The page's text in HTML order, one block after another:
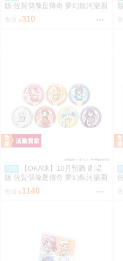
版 佐賀偶像是傳奇 夢幻銀河樂園
｜角色透明收納夾 02/集合款 旗
袍泳裝ver.(新繪插畫)
售價 310
預購
【OKA咪】10月預購 劇場
版 佐賀偶像是傳奇 夢幻銀河樂園
｜徽章 03/全套組(全7種) 旗袍泳
裝ver.(新繪插畫)
1140